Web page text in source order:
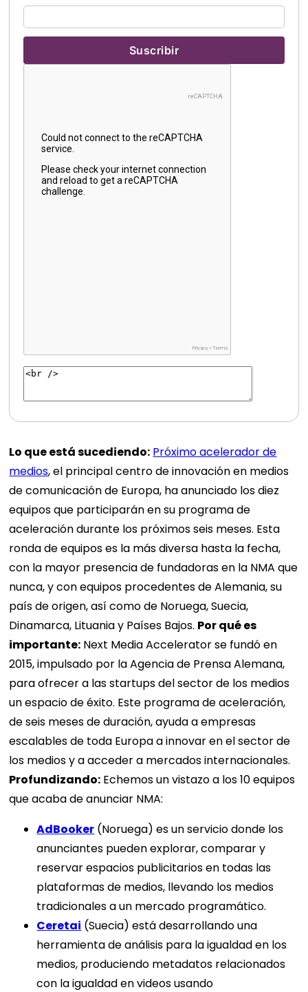
Lo que está sucediendo: Próximo acelerador de
medios, el principal centro de innovación en medios
de comunicación de Europa, ha anunciado los diez
equipos que participarán en su programa de
aceleración durante los próximos seis meses. Esta
ronda de equipos es la más diversa hasta la fecha,
con la mayor presencia de fundadoras en la NMA que
nunca, y con equipos procedentes de Alemania, su
país de origen, así como de Noruega, Suecia,
Dinamarca, Lituania y Países Bajos. Por qué es
importante: Next Media Accelerator se fundó en
2015, impulsado por la Agencia de Prensa Alemana,
para ofrecer a las startups del sector de los medios
un espacio de éxito. Este programa de aceleración,
de seis meses de duración, ayuda a empresas
escalables de toda Europa a innovar en el sector de
los medios y a acceder a mercados internacionales.
Profundizando: Echemos un vistazo a los 10 equipos
que acaba de anunciar NMA:
AdBooker (Noruega) es un servicio donde los
anunciantes pueden explorar, comparar y
reservar espacios publicitarios en todas las
plataformas de medios, llevando los medios
tradicionales a un mercado programático.
Ceretai (Suecia) está desarrollando una
herramienta de análisis para la igualdad en los
medios, produciendo metadatos relacionados
con la igualdad en videos usando